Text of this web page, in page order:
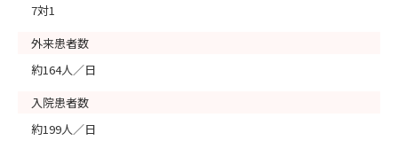
7対1
外来患者数
約164人／日
入院患者数
約199人／日